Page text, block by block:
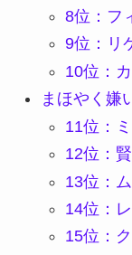
8位：フ
9位：リ
10位：
まほやく嫌
11位：
12位：
13位：
14位：
15位：